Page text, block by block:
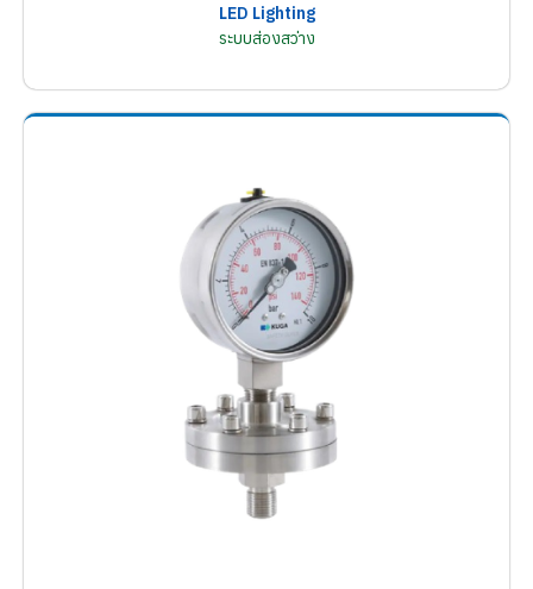
LED Lighting
ระบบส่องสว่าง